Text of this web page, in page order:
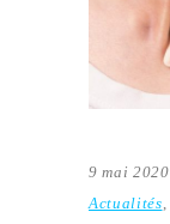
9 mai 2020
Actualités,